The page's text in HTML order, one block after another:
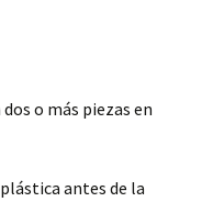
o más piezas en
antes de la